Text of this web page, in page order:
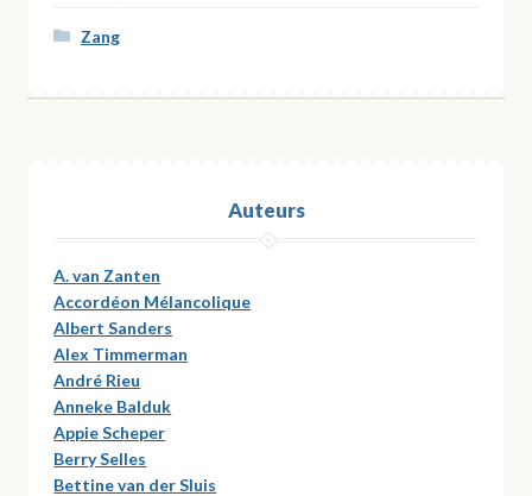
Zang
Auteurs
A. van Zanten
Accordéon Mélancolique
Albert Sanders
Alex Timmerman
André Rieu
Anneke Balduk
Appie Scheper
Berry Selles
Bettine van der Sluis